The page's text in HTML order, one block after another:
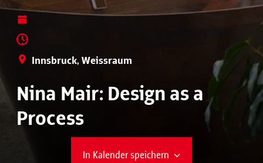
Innsbruck, Weissraum
Nina Mair: Design as a
Process
In Kalender speichern